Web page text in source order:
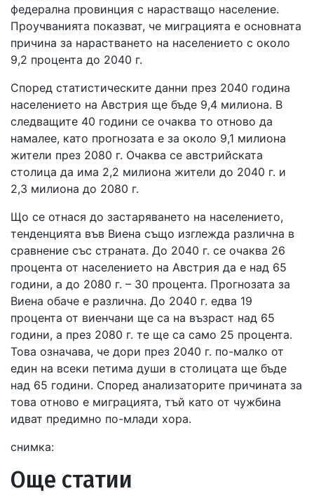
федерална провинция с нарастващо население.
Проучванията показват, че миграцията е основната
причина за нарастването на населението с около
9,2 процента до 2040 г.
Според статистическите данни през 2040 година
населението на Австрия ще бъде 9,4 милиона. В
следващите 40 години се очаква то отново да
намалее, като прогнозата е за около 9,1 милиона
жители през 2080 г. Очаква се австрийската
столица да има 2,2 милиона жители до 2040 г. и
2,3 милиона до 2080 г.
Що се отнася до застаряването на населението,
тенденцията във Виена също изглежда различна в
сравнение със страната. До 2040 г. се очаква 26
процента от населението на Австрия да е над 65
години, а до 2080 г. – 30 процента. Прогнозата за
Виена обаче е различна. До 2040 г. едва 19
процента от виенчани ще са на възраст над 65
години, а през 2080 г. те ще са само 25 процента.
Това означава, че дори през 2040 г. по-малко от
един на всеки петима души в столицата ще бъде
над 65 години. Според анализаторите причината за
това отново е миграцията, тъй като от чужбина
идват предимно по-млади хора.
снимка:
Още статии